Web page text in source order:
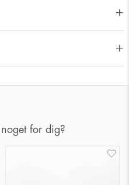
noget for dig?